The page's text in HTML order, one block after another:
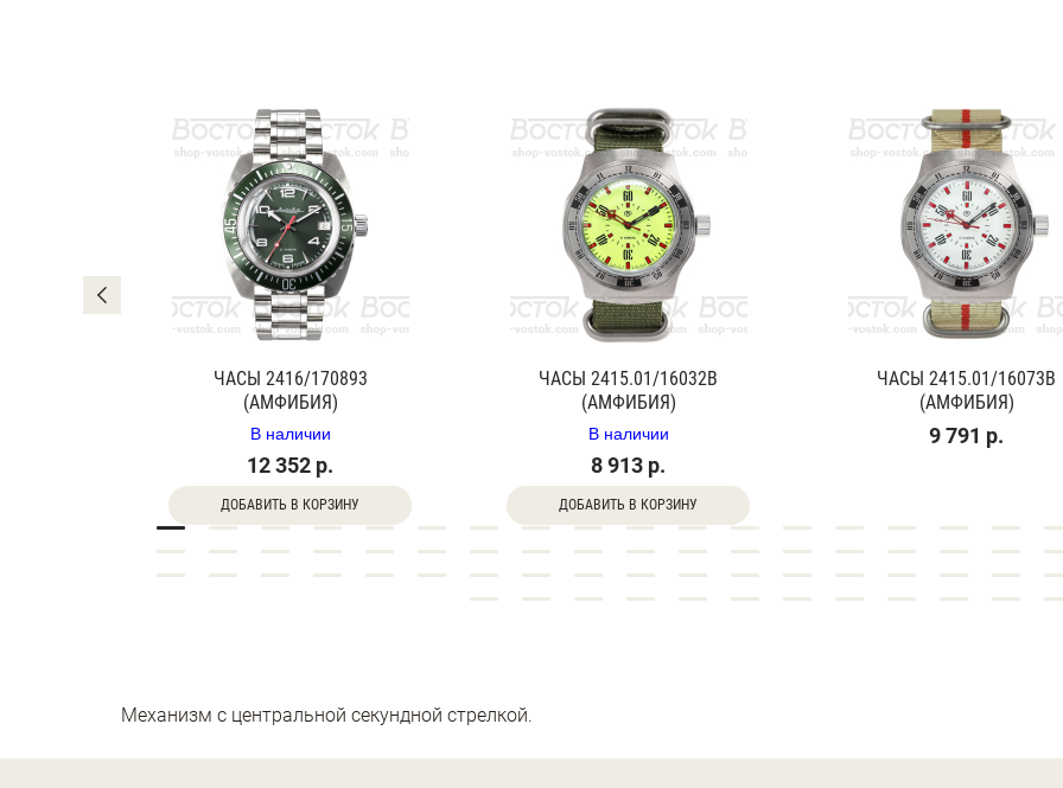
ЧАСЫ 2416/170893
(АМФИБИЯ)
В наличии
12 352 р.
ДОБАВИТЬ В КОРЗИНУ
ЧАСЫ 2415.01/16032В
(АМФИБИЯ)
В наличии
8 913 р.
ДОБАВИТЬ В КОРЗИНУ
ЧАСЫ 2415.01/16073В
(АМФИБИЯ)
9 791 р.
Механизм с центральной секундной стрелкой.